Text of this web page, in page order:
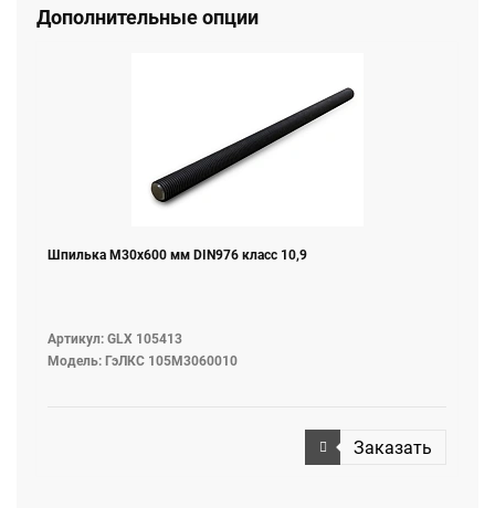
Дополнительные опции
Шпилька M30х600 мм DIN976 класс 10,9
Артикул: GLX 105413
Модель: ГэЛКС 105М3060010
Заказать